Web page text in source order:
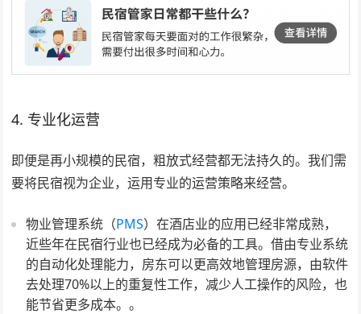
4. 专业化运营
即便是再小规模的民宿，粗放式经营都无法持久的。我们需
要将民宿视为企业，运用专业的运营策略来经营。
物业管理系统（PMS）在酒店业的应用已经非常成熟，
近些年在民宿行业也已经成为必备的工具。借由专业系统
的自动化处理能力，房东可以更高效地管理房源，由软件
去处理70%以上的重复性工作，减少人工操作的风险，也
能节省更多成本。。